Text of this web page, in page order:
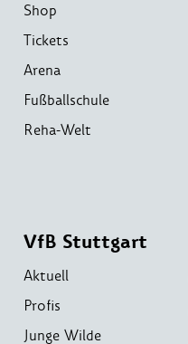
Shop
Tickets
Arena
Fußballschule
Reha-Welt
VfB Stuttgart
Aktuell
Profis
Junge Wilde